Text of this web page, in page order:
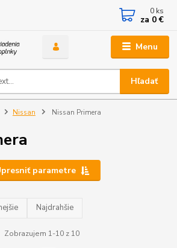
Menu
Hľadať
0 ks
za 0 €
Nissan Nissan Primera
parametre
Najdrahšie
Zobrazujem 1-10 z 10